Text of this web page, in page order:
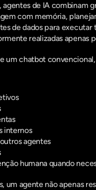
agentes de IA combinam
com memória,
de dados para executar
um chatbot
internos
agentes
humana quando
um agente não apenas